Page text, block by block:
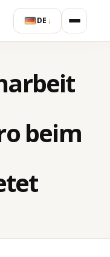
DE ↓
beim